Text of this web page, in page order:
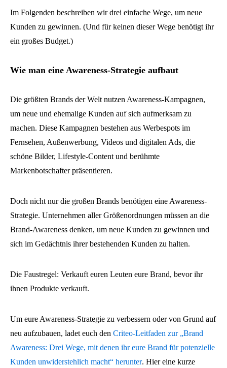
Im Folgenden beschreiben wir drei einfache Wege, um neue
Kunden zu gewinnen. (Und für keinen dieser Wege benötigt ihr
ein großes Budget.)
Wie man eine Awareness-Strategie aufbaut
Die größten Brands der Welt nutzen Awareness-Kampagnen,
um neue und ehemalige Kunden auf sich aufmerksam zu
machen. Diese Kampagnen bestehen aus Werbespots im
Fernsehen, Außenwerbung, Videos und digitalen Ads, die
schöne Bilder, Lifestyle-Content und berühmte
Markenbotschafter präsentieren.
Doch nicht nur die großen Brands benötigen eine Awareness-
Strategie. Unternehmen aller Größenordnungen müssen an die
Brand-Awareness denken, um neue Kunden zu gewinnen und
sich im Gedächtnis ihrer bestehenden Kunden zu halten.
Die Faustregel: Verkauft euren Leuten eure Brand, bevor ihr
ihnen Produkte verkauft.
Um eure Awareness-Strategie zu verbessern oder von Grund auf
neu aufzubauen, ladet euch den Criteo-Leitfaden zur „Brand
Awareness: Drei Wege, mit denen ihr eure Brand für potenzielle
Kunden unwiderstehlich macht“ herunter. Hier eine kurze